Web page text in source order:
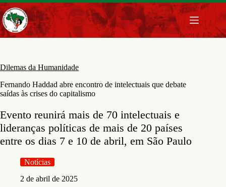
Pular
para
o
conteúdo
Dilemas da Humanidade
Fernando Haddad abre encontro de intelectuais que debate
saídas às crises do capitalismo
Evento reunirá mais de 70 intelectuais e
lideranças políticas de mais de 20 países
entre os dias 7 e 10 de abril, em São Paulo
Notícias
2 de abril de 2025